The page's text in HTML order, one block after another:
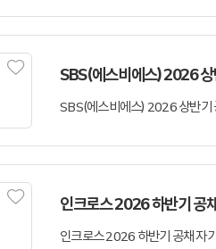
SBS(에스비에스) 2026
인크로스 2026 하반기 공